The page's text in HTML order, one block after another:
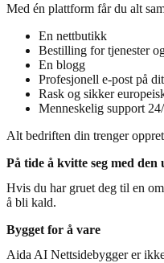
Med én plattform får du alt
En nettbutikk
Bestilling for tjenester
En blogg
Profesjonell e-post på
Rask og sikker
Menneskelig support
Alt bedriften din trenger
På tide å kvitte seg med
Hvis du har gruet deg til en
å bli kald.
Bygget for å vare
Aida AI Nettsidebygger er